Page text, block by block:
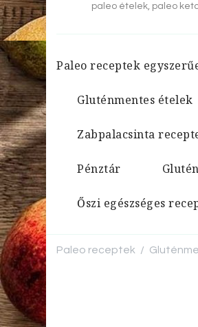
paleo ételek, paleo
Paleo receptek
Gluténmentes ételek
Zabpalacsinta
Pénztár
Őszi egészséges
Paleo receptek /